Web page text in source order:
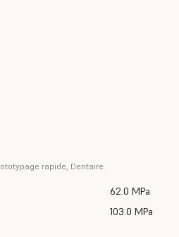
rapide, Dentaire
62.0 MPa
103.0 MPa